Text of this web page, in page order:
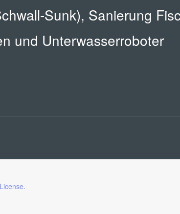
Sunk), Sanierung
und Unterwasserroboter